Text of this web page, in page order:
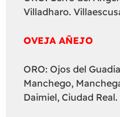
Villadharo.
OVEJA AÑEJO
ORO: Ojos del
Manchego,
Daimiel, Ciudad Real.